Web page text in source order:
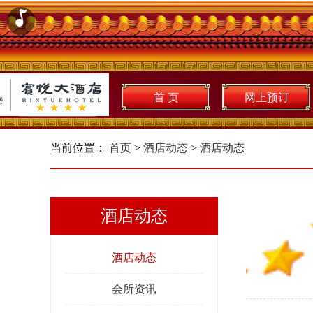
首 页 网上预订
当前位置： 首页 > 酒店动态 > 酒店动态
酒店动态
酒店动态
会所资讯